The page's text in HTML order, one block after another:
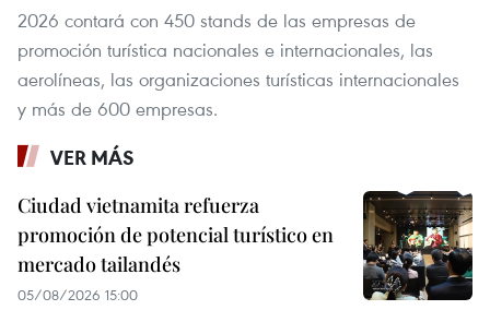
2026 contará con 450 stands de las empresas de
promoción turística nacionales e internacionales, las
aerolíneas, las organizaciones turísticas internacionales
y más de 600 empresas.
VER MÁS
Ciudad vietnamita refuerza
promoción de potencial turístico en
mercado tailandés
05/08/2026 15:00